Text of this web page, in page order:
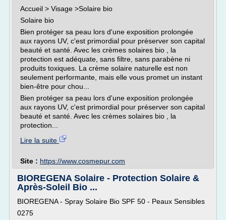
Accueil > Visage >Solaire bio
Solaire bio
Bien protéger sa peau lors d'une exposition prolongée
aux rayons UV, c'est primordial pour préserver son capital
beauté et santé. Avec les crèmes solaires bio , la
protection est adéquate, sans filtre, sans parabène ni
produits toxiques. La crème solaire naturelle est non
seulement performante, mais elle vous promet un instant
bien-être pour chou...
Bien protéger sa peau lors d'une exposition prolongée
aux rayons UV, c'est primordial pour préserver son capital
beauté et santé. Avec les crèmes solaires bio , la
protection...
Lire la suite
Site : https://www.cosmepur.com
BIOREGENA Solaire - Protection Solaire &
Après-Soleil Bio ...
BIOREGENA - Spray Solaire Bio SPF 50 - Peaux Sensibles
0275